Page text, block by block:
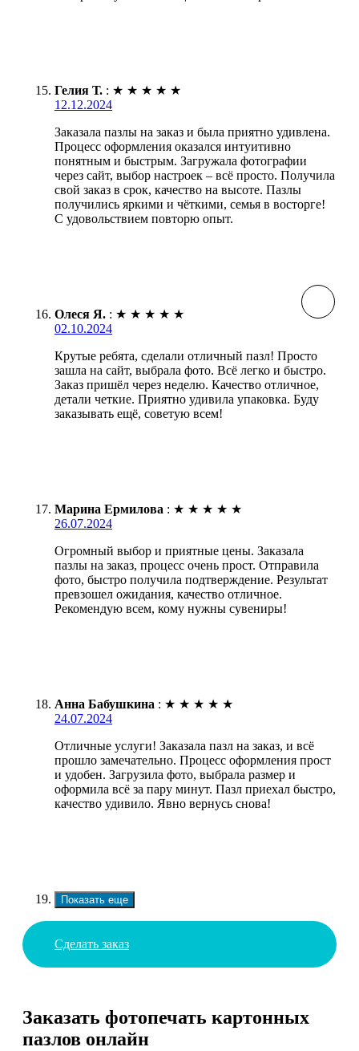
Гелия Т. : ★ ★ ★ ★ ★
12.12.2024
Заказала пазлы на заказ и была приятно удивлена.
Процесс оформления оказался интуитивно
понятным и быстрым. Загружала фотографии
через сайт, выбор настроек – всё просто. Получила
свой заказ в срок, качество на высоте. Пазлы
получились яркими и чёткими, семья в восторге!
С удовольствием повторю опыт.
Олеся Я. : ★ ★ ★ ★ ★
02.10.2024
Крутые ребята, сделали отличный пазл! Просто
зашла на сайт, выбрала фото. Всё легко и быстро.
Заказ пришёл через неделю. Качество отличное,
детали четкие. Приятно удивила упаковка. Буду
заказывать ещё, советую всем!
Марина Ермилова : ★ ★ ★ ★ ★
26.07.2024
Огромный выбор и приятные цены. Заказала
пазлы на заказ, процесс очень прост. Отправила
фото, быстро получила подтверждение. Результат
превзошел ожидания, качество отличное.
Рекомендую всем, кому нужны сувениры!
Анна Бабушкина : ★ ★ ★ ★ ★
24.07.2024
Отличные услуги! Заказала пазл на заказ, и всё
прошло замечательно. Процесс оформления прост
и удобен. Загрузила фото, выбрала размер и
оформила всё за пару минут. Пазл приехал быстро,
качество удивило. Явно вернусь снова!
Показать еще
Сделать заказ
Заказать фотопечать картонных
пазлов онлайн